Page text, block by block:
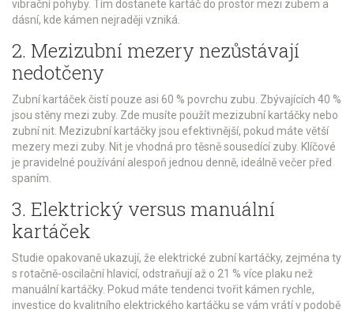
vibrační pohyby. Tím dostanete kartáč do prostor mezi zubem a
dásní, kde kámen nejraději vzniká.
2. Mezizubní mezery nezůstávají
nedotčeny
Zubní kartáček čistí pouze asi 60 % povrchu zubu. Zbývajících 40 %
jsou stěny mezi zuby. Zde musíte použítmezizubní kartáčkynebo
zubní nit . Mezizubní kartáčky jsou efektivnější, pokud máte větší
mezery mezi zuby. Nit je vhodná pro těsně sousedící zuby. Klíčové
je pravidelné používání alespoň jednou denně, ideálně večer před
spaním.
3. Elektrický versus manuální
kartáček
Studie opakovaně ukazují, že elektrické zubní kartáčky, zejména ty
s rotačně-oscilační hlavicí, odstraňují až o 21 % více plaku než
manuální kartáčky. Pokud máte tendenci tvořit kámen rychle,
investice do kvalitního elektrického kartáčku se vám vrátí v podobě